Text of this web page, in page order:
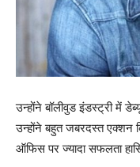
उन्होंने बॉलीवुड इंडस्ट्री में
उन्होंने बहुत जबरदस्त एक्शन
ऑफिस पर ज्यादा सफलता